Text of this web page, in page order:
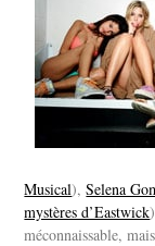
Musical),Selena
mystères d’Eastwick
méconnaissable,